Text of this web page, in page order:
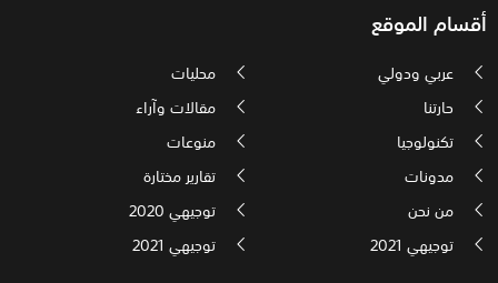
أقسام الموقع
عربي ودولي
محليات
حارتنا
مقالات وآراء
تكنولوجيا
منوعات
مدونات
تقارير مختارة
من نحن
توجيهي 2020
توجيهي 2021
توجيهي 2021